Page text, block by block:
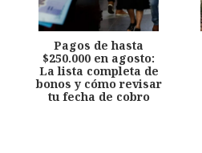
Pagos de hasta
$250.000 en agosto:
La lista completa de
bonos y cómo revisar
tu fecha de cobro